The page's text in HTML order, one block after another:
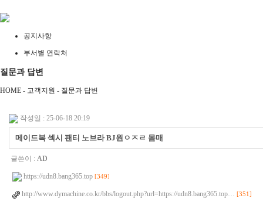
공지사항
부서별 연락처
질문과 답변
HOME - 고객지원 - 질문과 답변
작성일 : 25-06-18 20:19
메이드복 섹시 팬티 노브라 BJ원ㅇㅈㄹ 몸매
글쓴이 : AD
https://udn8.bang365.top [349]
http://www.dymachine.co.kr/bbs/logout.php?url=https://udn8.bang365.top… [351]